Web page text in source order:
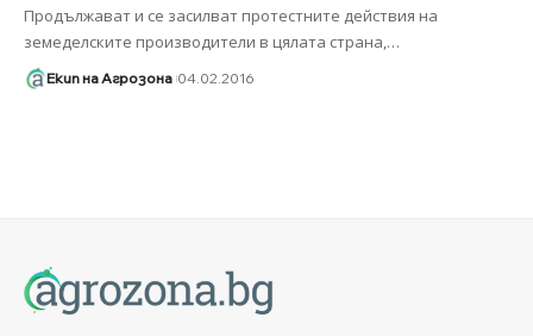
Продължават и се засилват протестните действия на
земеделските производители в цялата страна,…
Екип на Агрозона 04.02.2016